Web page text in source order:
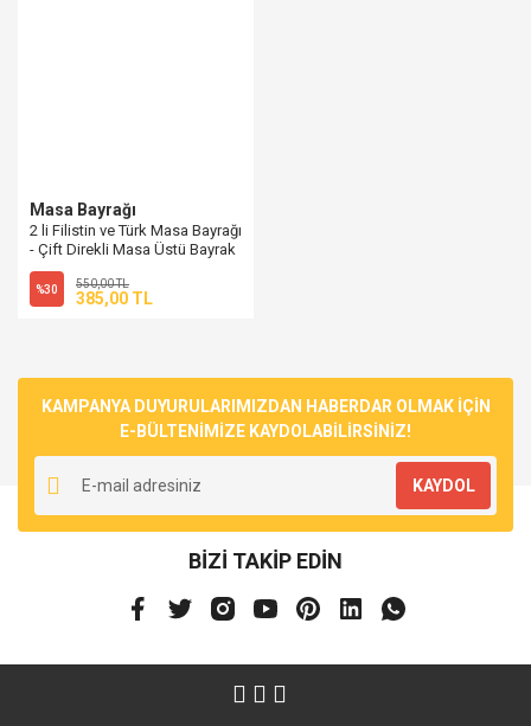
Masa Bayrağı
2 li Filistin ve Türk Masa Bayrağı
- Çift Direkli Masa Üstü Bayrak
%30 550,00 TL
385,00 TL
KAMPANYA DUYURULARIMIZDAN HABERDAR OLMAK İÇİN
E-BÜLTENİMİZE KAYDOLABİLİRSİNİZ!
KAYDOL
BİZİ TAKİP EDİN